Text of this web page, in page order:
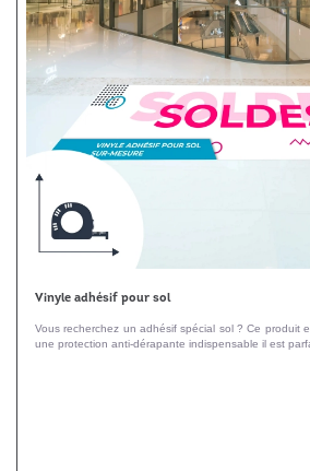
Vinyle adhésif pour sol
Vous recherchez un adhésif spécial sol ? Ce produit
une protection anti-dérapante indispensable il est